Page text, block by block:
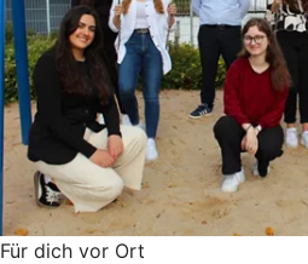
Für dich vor Ort